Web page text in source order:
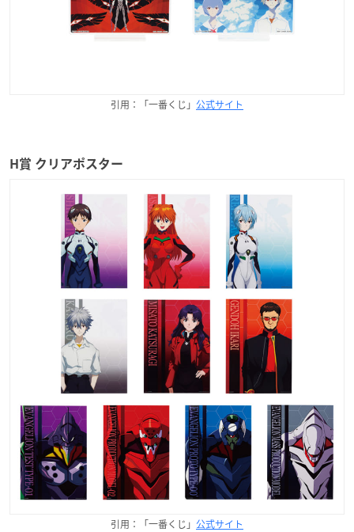
引用：「一番くじ」 公式サイト
H賞 クリアポスター
引用：「一番くじ」 公式サイト